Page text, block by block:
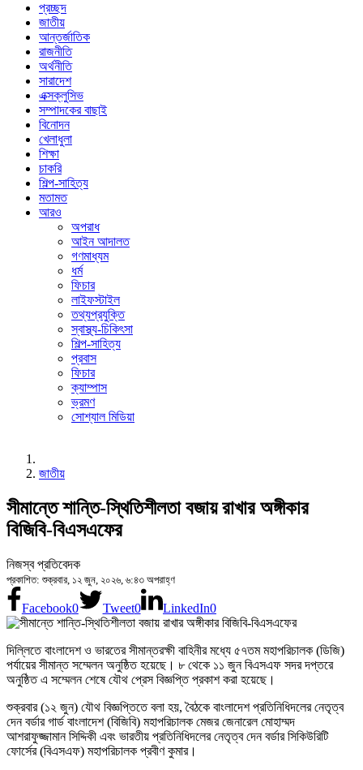
প্রচ্ছদ
জাতীয়
আন্তর্জাতিক
রাজনীতি
অর্থনীতি
সারাদেশ
এক্সক্লুসিভ
সম্পাদকের বাছাই
বিনোদন
খেলাধুলা
শিক্ষা
চাকরি
শিল্প-সাহিত্য
মতামত
আরও
অপরাধ
আইন আদালত
গণমাধ্যম
ধর্ম
ফিচার
লাইফস্টাইল
তথ্যপ্রযুক্তি
স্বাস্থ্য-চিকিৎসা
শিল্প-সাহিত্য
প্রবাস
ফিচার
ক্যাম্পাস
ভ্রমণ
সোশ্যাল মিডিয়া
জাতীয়
সীমান্তে শান্তি-স্থিতিশীলতা বজায় রাখার অঙ্গীকার
বিজিবি-বিএসএফের
নিজস্ব প্রতিবেদক
প্রকাশিত: শুক্রবার, ১২ জুন, ২০২৬, ৬:৪৩ অপরাহ্ণ
Facebook0 Tweet0 LinkedIn0
দিল্লিতে বাংলাদেশ ও ভারতের সীমান্তরক্ষী বাহিনীর মধ্যে ৫৭তম মহাপরিচালক (ডিজি)
পর্যায়ের সীমান্ত সম্মেলন অনুষ্ঠিত হয়েছে। ৮ থেকে ১১ জুন বিএসএফ সদর দপ্তরে
অনুষ্ঠিত এ সম্মেলন শেষে যৌথ প্রেস বিজ্ঞপ্তি প্রকাশ করা হয়েছে।
শুক্রবার (১২ জুন) যৌথ বিজ্ঞপ্তিতে বলা হয়, বৈঠকে বাংলাদেশ প্রতিনিধিদলের নেতৃত্ব
দেন বর্ডার গার্ড বাংলাদেশ (বিজিবি) মহাপরিচালক মেজর জেনারেল মোহাম্মদ
আশরাফুজ্জামান সিদ্দিকী এবং ভারতীয় প্রতিনিধিদলের নেতৃত্ব দেন বর্ডার সিকিউরিটি
ফোর্সের (বিএসএফ) মহাপরিচালক প্রবীণ কুমার।